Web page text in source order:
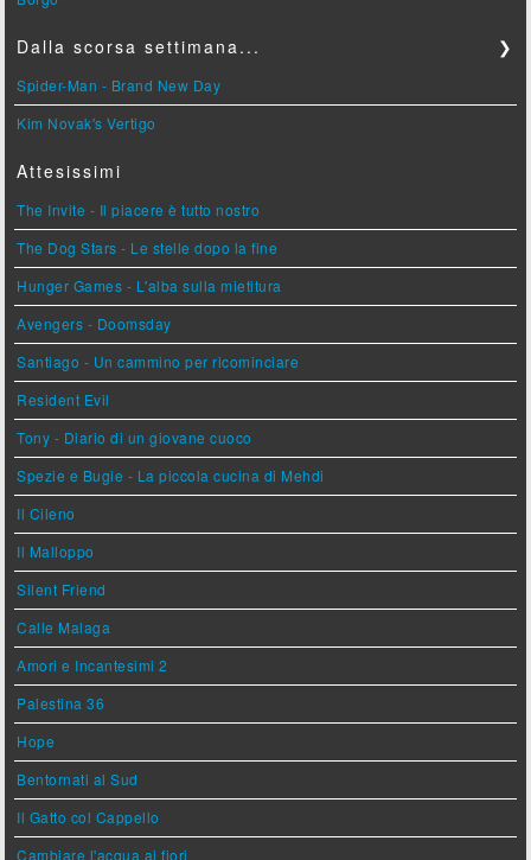
Dalla scorsa settimana... ❯
Spider-Man - Brand New Day
Kim Novak's Vertigo
Attesissimi
The Invite - Il piacere è tutto nostro
The Dog Stars - Le stelle dopo la fine
Hunger Games - L'alba sulla mietitura
Avengers - Doomsday
Santiago - Un cammino per ricominciare
Resident Evil
Tony - Diario di un giovane cuoco
Spezie e Bugie - La piccola cucina di Mehdi
Il Cileno
Il Malloppo
Silent Friend
Calle Malaga
Amori e Incantesimi 2
Palestina 36
Hope
Bentornati al Sud
Il Gatto col Cappello
Cambiare l'acqua ai fiori